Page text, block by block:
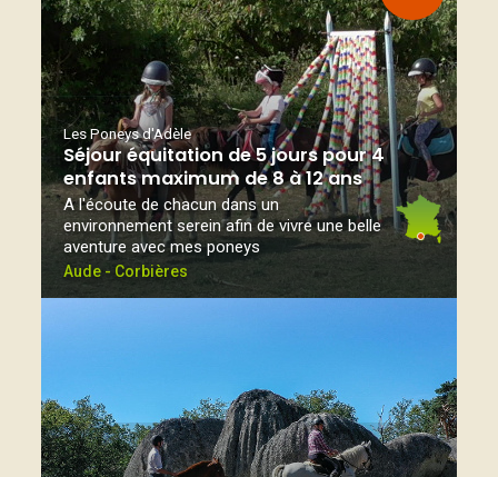
Les Poneys d'Adèle
Séjour équitation de 5 jours pour 4
enfants maximum de 8 à 12 ans
A l'écoute de chacun dans un
environnement serein afin de vivre une belle
aventure avec mes poneys
Aude - Corbières